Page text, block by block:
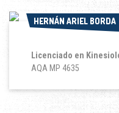
HERNÁN ARIEL BORDA
HERNÁN ARIEL BORDA
Licenciado en
AQA MP 4635